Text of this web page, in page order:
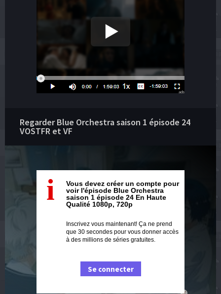
ads
Regarder Blue Orchestra saison 1 épisode 24
VOSTFR et VF
i
Vous devez créer un compte pour
voir l'épisode Blue Orchestra
saison 1 épisode 24 En Haute
Qualité 1080p, 720p
Inscrivez vous maintenant! Ça ne prend
que 30 secondes pour vous donner accès
à des millions de séries gratuites.
Se connecter